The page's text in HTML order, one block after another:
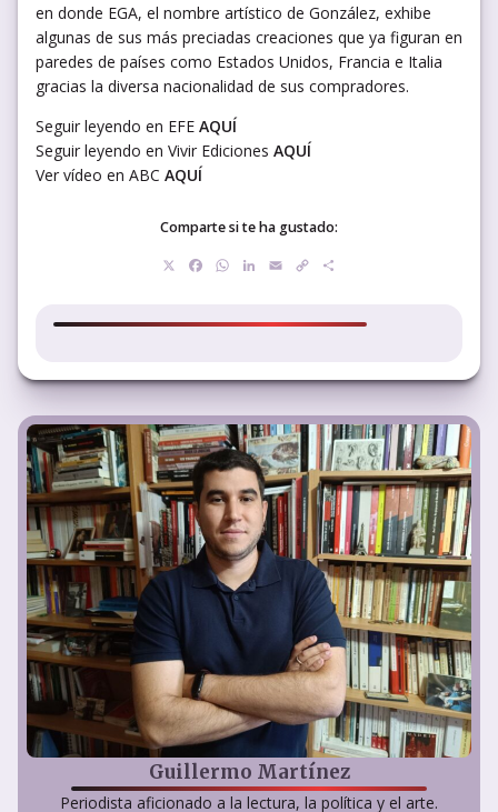
en donde EGA, el nombre artístico de González, exhibe
algunas de sus más preciadas creaciones que ya figuran en
paredes de países como Estados Unidos, Francia e Italia
gracias la diversa nacionalidad de sus compradores.
Seguir leyendo en EFE AQUÍ
Seguir leyendo en Vivir Ediciones AQUÍ
Ver vídeo en ABC AQUÍ
Comparte si te ha gustado:
Facebook
WhatsApp
LinkedIn
EmailCopy
Guillermo Martínez
Periodista aficionado a la lectura, la política y el arte.